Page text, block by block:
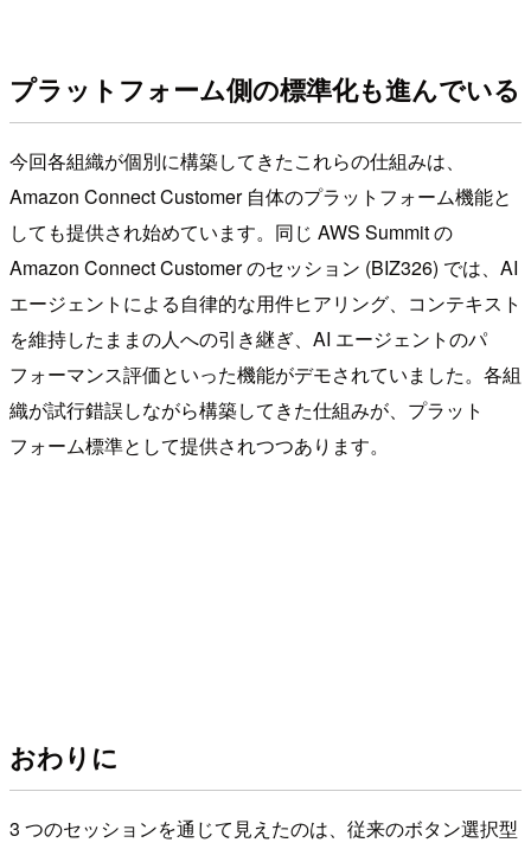
プラットフォーム側の標準化も進んでいる
今回各組織が個別に構築してきたこれらの仕組みは、
Amazon Connect Customer 自体のプラットフォーム機能と
しても提供され始めています。同じ AWS Summit の
Amazon Connect Customer のセッション (BIZ326) では、AI
エージェントによる自律的な用件ヒアリング、コンテキスト
を維持したままの人への引き継ぎ、AI エージェントのパ
フォーマンス評価といった機能がデモされていました。各組
織が試行錯誤しながら構築してきた仕組みが、プラット
フォーム標準として提供されつつあります。
おわりに
3 つのセッションを通じて見えたのは、従来のボタン選択型